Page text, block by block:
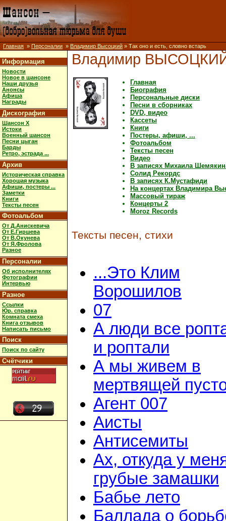
Главная » Персоналии » Владимир Высоцкий » Так оно и есть, словно встарь
Информация
Новости
Новое в шансоне
Наши друзья
Анонсы
Афиша
Награды
Дискография
Шансон X
Истоки
Военный шансон
Песни цыган
Барды
Ретро, эстрада ...
Архив
Историческая справка
Хорошая музыка
Афиши, постеры ...
Заметки
Книги
Тексты песен
Фотоальбом
От Д.Анискевича
От Е.Гиршева
От В.Окунева
От Я.Фролова
Разное
Персоналии
Об исполнителях
Фотографии
Интервью
Разное
Ссылки
Юр. справка
Комната смеха
Книга отзывов
Написать письмо
Поиск
Поиск по сайту
Счётчики
Владимир
Главная
Биография
Персональные диски
Песни в сборниках
DVD, видео
Кассеты
Книги
Постеры, афиши, ...
Фотоальбом
Тексты песен
Видео
В записях Михаила
Солид Рекордс
В записях К.Мустафиди
На концертах Владимира
Массовый тираж
Концерты 2
Moroz Records
Тексты песен, стихи
...Это Клим
Ворошилов
07
А люди все
и роптали
А мы живем в
мертвящей
Агент 007
Аисты
Антисемиты
Ах, откуда у
грубые замашки
Бабье лето
Баллада о